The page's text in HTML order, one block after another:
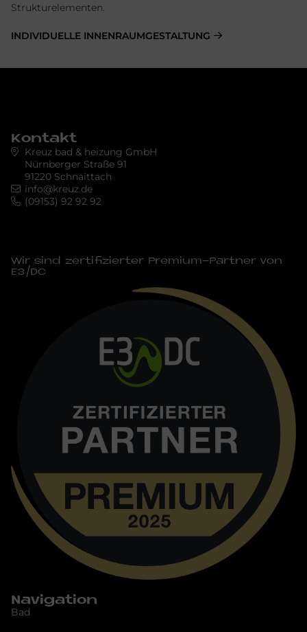
Strukturelementen.
INDIVIDUELLE INNENRAUMGESTALTUNG
Kontakt
Kreuz bad & heizung GmbH
Nürnberger Straße 91
91220 Schnaittach
info@kreuz.de
(09153) 92 92 92
Wir sind zertifizierter Premium-Partner von
E3/DC
Navigation
Bad